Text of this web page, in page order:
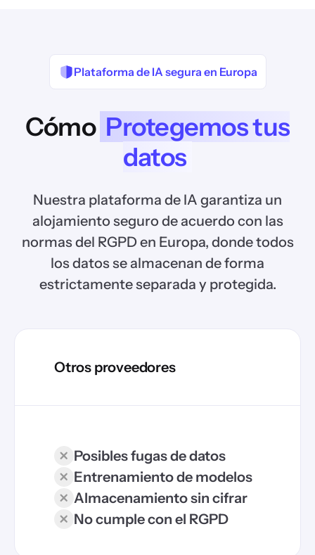
Plataforma de IA segura en Europa
Cómo Protegemos tus
datos
Nuestra plataforma de IA garantiza un
alojamiento seguro de acuerdo con las
normas del RGPD en Europa, donde todos
los datos se almacenan de forma
estrictamente separada y protegida.
Otros proveedores
Posibles fugas de datos
Entrenamiento de modelos
Almacenamiento sin cifrar
No cumple con el RGPD